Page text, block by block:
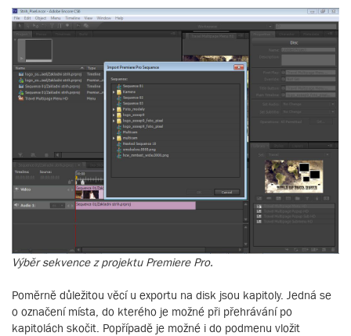
Výběr sekvence z projektu Premiere Pro.
Poměrně důležitou věcí u exportu na disk jsou kapitoly. Jedná se
o označení místa, do kterého je možné při přehrávání po
kapitolách skočit. Popřípadě je možné i do podmenu vložit